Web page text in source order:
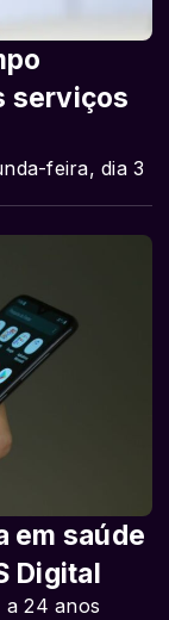
serviços
feira, dia 3
em saúde
Digital
a 24 anos